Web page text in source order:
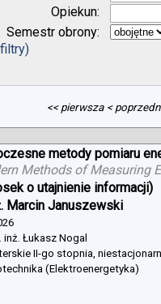
Opiekun:
Semestr obrony:
<< pierwsza <
metody pomiaru
Methods of Measuring
o utajnienie informacji)
Marcin Januszewski
inż. Łukasz Nogal
II-go stopnia,
(Elektroenergetyka)